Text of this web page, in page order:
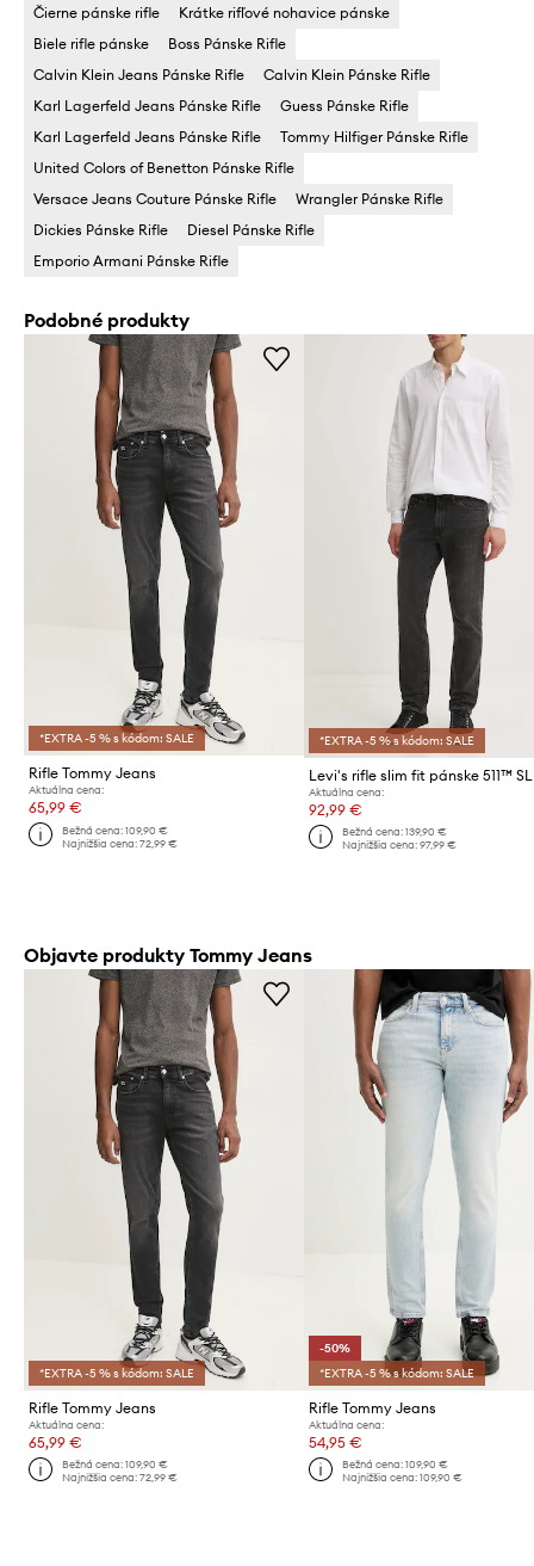
Čierne pánske rifle
Krátke rifľové nohavice pánske
Biele rifle pánske
Boss Pánske Rifle
Calvin Klein Jeans Pánske Rifle
Calvin Klein Pánske Rifle
Karl Lagerfeld Jeans Pánske Rifle
Guess Pánske Rifle
Karl Lagerfeld Jeans Pánske Rifle
Tommy Hilfiger Pánske Rifle
United Colors of Benetton Pánske Rifle
Versace Jeans Couture Pánske Rifle
Wrangler Pánske Rifle
Dickies Pánske Rifle
Diesel Pánske Rifle
Emporio Armani Pánske Rifle
Podobné produkty
*EXTRA -5 % s kódom: SALE
Rifle Tommy Jeans
Aktuálna cena:
65,99 €
Bežná cena:109,90 €
Najnižšia cena:72,99 €
*EXTRA -5 % s kódom: SALE
Levi's rifle slim fit pánske 511™
Aktuálna cena:
92,99 €
Bežná cena: 139,90 €
Najnižšia cena: 97,99 €
Objavte produkty Tommy Jeans
*EXTRA -5 % s kódom: SALE
Rifle Tommy Jeans
Aktuálna cena:
65,99 €
Bežná cena:109,90 €
Najnižšia cena:72,99 €
-50%
*EXTRA -5 % s kódom: SALE
Rifle Tommy Jeans
Aktuálna cena:
54,95 €
Bežná cena: 109,90 €
Najnižšia cena: 109,90 €